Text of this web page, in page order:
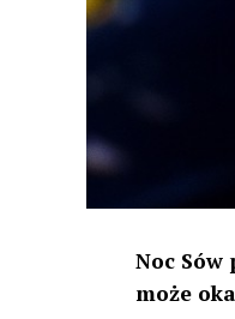
Noc Sów
może